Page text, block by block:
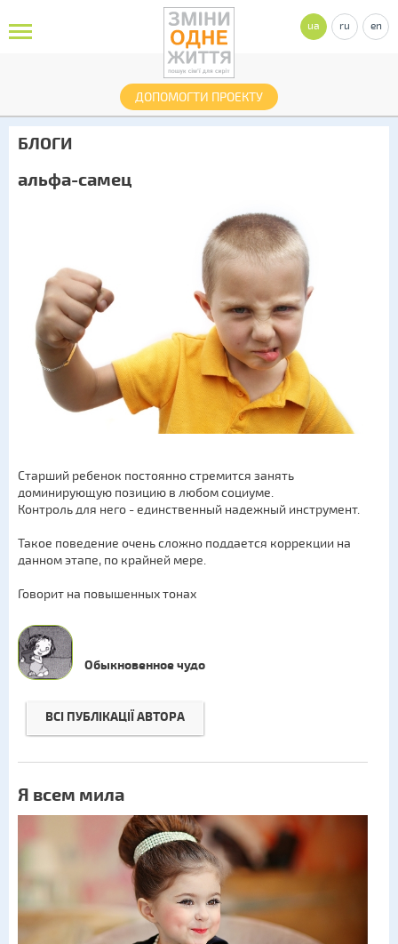
ДОПОМОГТИ ПРОЕКТУ
ua ru en
БЛОГИ
альфа-самец
Старший ребенок постоянно стремится занять
доминирующую позицию в любом социуме.
Контроль для него - единственный надежный инструмент.
Такое поведение очень сложно поддается коррекции на
данном этапе, по крайней мере.
Говорит на повышенных тонах
Обыкновенное чудо
ВСІ ПУБЛІКАЦІЇ АВТОРА
Я всем мила